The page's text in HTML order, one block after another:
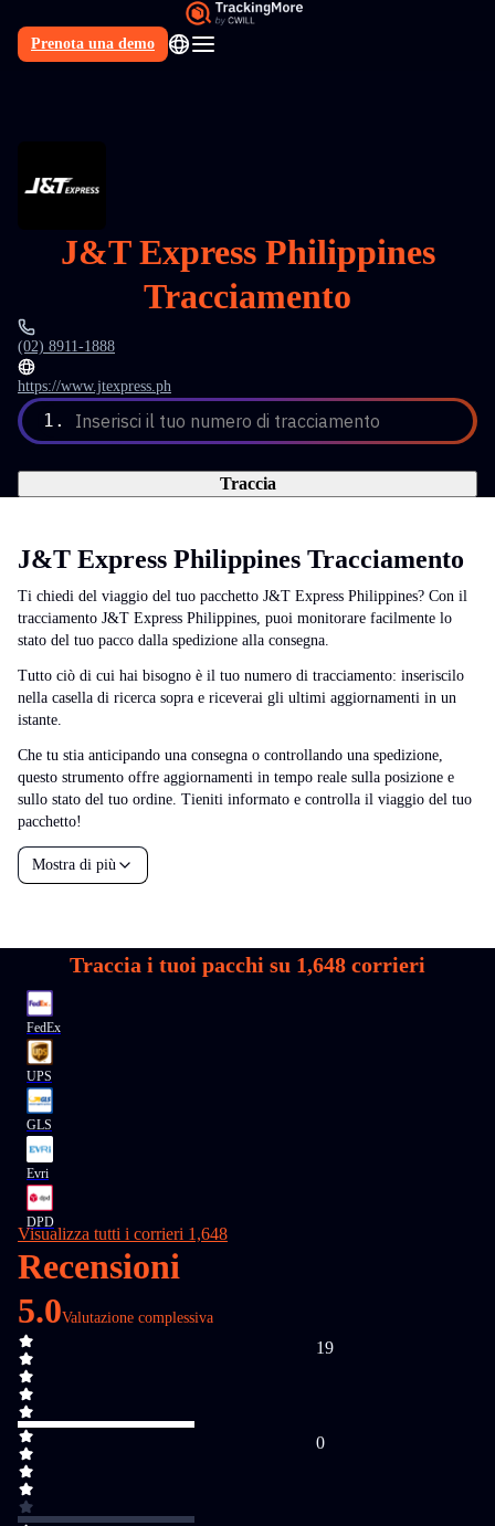
Prenota una demo
IT
J&T Express Philippines
Tracciamento
(02) 8911-1888
https://www.jtexpress.ph
1. Inserisci il tuo numero di tracciamento
Traccia
J&T Express Philippines Tracciamento
Ti chiedi del viaggio del tuo pacchetto J&T Express Philippines? Con il
tracciamento J&T Express Philippines, puoi monitorare facilmente lo
stato del tuo pacco dalla spedizione alla consegna.
Tutto ciò di cui hai bisogno è il tuo numero di tracciamento: inseriscilo
nella casella di ricerca sopra e riceverai gli ultimi aggiornamenti in un
istante.
Che tu stia anticipando una consegna o controllando una spedizione,
questo strumento offre aggiornamenti in tempo reale sulla posizione e
sullo stato del tuo ordine. Tieniti informato e controlla il viaggio del tuo
pacchetto!
Mostra di più
Traccia i tuoi pacchi su 1,648 corrieri
FedEx
UPS
GLS
Evri
DPD
Visualizza tutti i corrieri 1,648
Recensioni
5.0Valutazione complessiva
19
0